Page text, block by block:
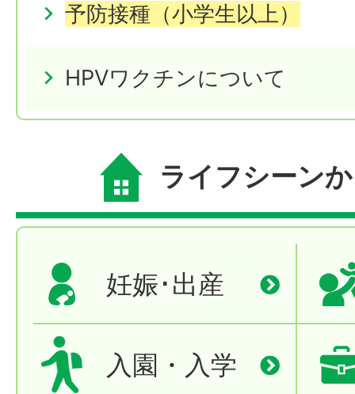
予防接種（小学生以上）
HPVワクチンについて
ライフシーン
妊娠･出産
入園・入学